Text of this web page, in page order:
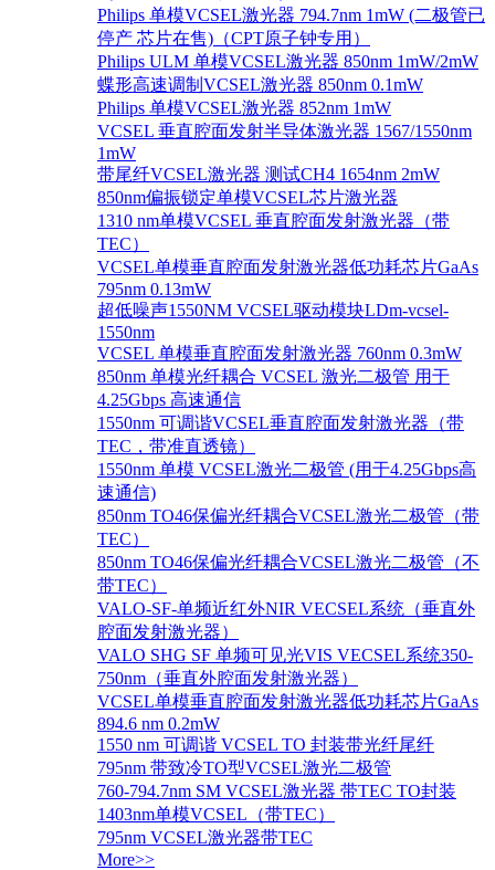
Philips 单模VCSEL激光器 794.7nm 1mW (二极管已
停产 芯片在售)（CPT原子钟专用）
Philips ULM 单模VCSEL激光器 850nm 1mW/2mW
蝶形高速调制VCSEL激光器 850nm 0.1mW
Philips 单模VCSEL激光器 852nm 1mW
VCSEL 垂直腔面发射半导体激光器 1567/1550nm
1mW
带尾纤VCSEL激光器 测试CH4 1654nm 2mW
850nm偏振锁定单模VCSEL芯片激光器
1310 nm单模VCSEL 垂直腔面发射激光器（带
TEC）
VCSEL单模垂直腔面发射激光器低功耗芯片GaAs
795nm 0.13mW
超低噪声1550NM VCSEL驱动模块LDm-vcsel-
1550nm
VCSEL 单模垂直腔面发射激光器 760nm 0.3mW
850nm 单模光纤耦合 VCSEL 激光二极管 用于
4.25Gbps 高速通信
1550nm 可调谐VCSEL垂直腔面发射激光器（带
TEC，带准直透镜）
1550nm 单模 VCSEL激光二极管 (用于4.25Gbps高
速通信)
850nm TO46保偏光纤耦合VCSEL激光二极管（带
TEC）
850nm TO46保偏光纤耦合VCSEL激光二极管（不
带TEC）
VALO-SF-单频近红外NIR VECSEL系统（垂直外
腔面发射激光器）
VALO SHG SF 单频可见光VIS VECSEL系统350-
750nm（垂直外腔面发射激光器）
VCSEL单模垂直腔面发射激光器低功耗芯片GaAs
894.6 nm 0.2mW
1550 nm 可调谐 VCSEL TO 封装带光纤尾纤
795nm 带致冷TO型VCSEL激光二极管
760-794.7nm SM VCSEL激光器 带TEC TO封装
1403nm单模VCSEL（带TEC）
795nm VCSEL激光器带TEC
More>>